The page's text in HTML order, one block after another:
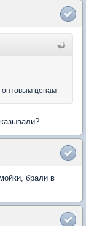
оптовым ценам
брали в